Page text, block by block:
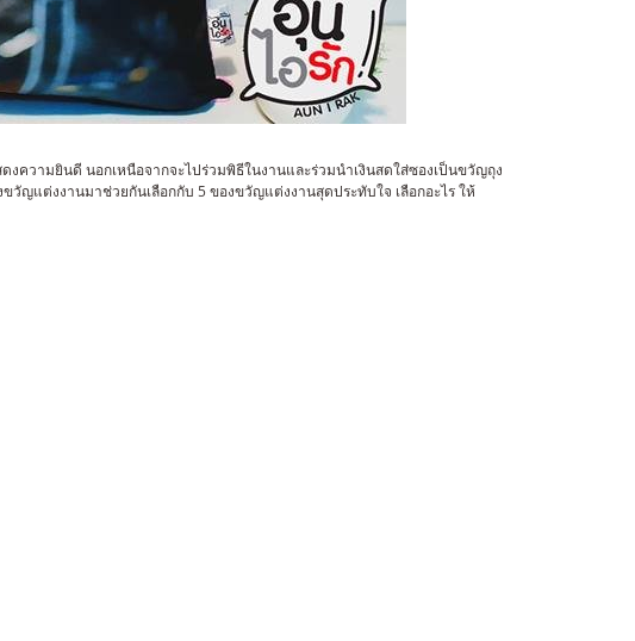
ความยินดี นอกเหนือจากจะไปร่วมพิธีในงานและร่วมนำเงินสดใส่ซองเป็นขวัญถุง
ญแต่งงานมาช่วยกันเลือกกับ 5 ของขวัญแต่งงานสุดประทับใจ เลือกอะไร ให้